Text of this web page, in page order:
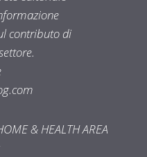
contributo di
& HEALTH AREA